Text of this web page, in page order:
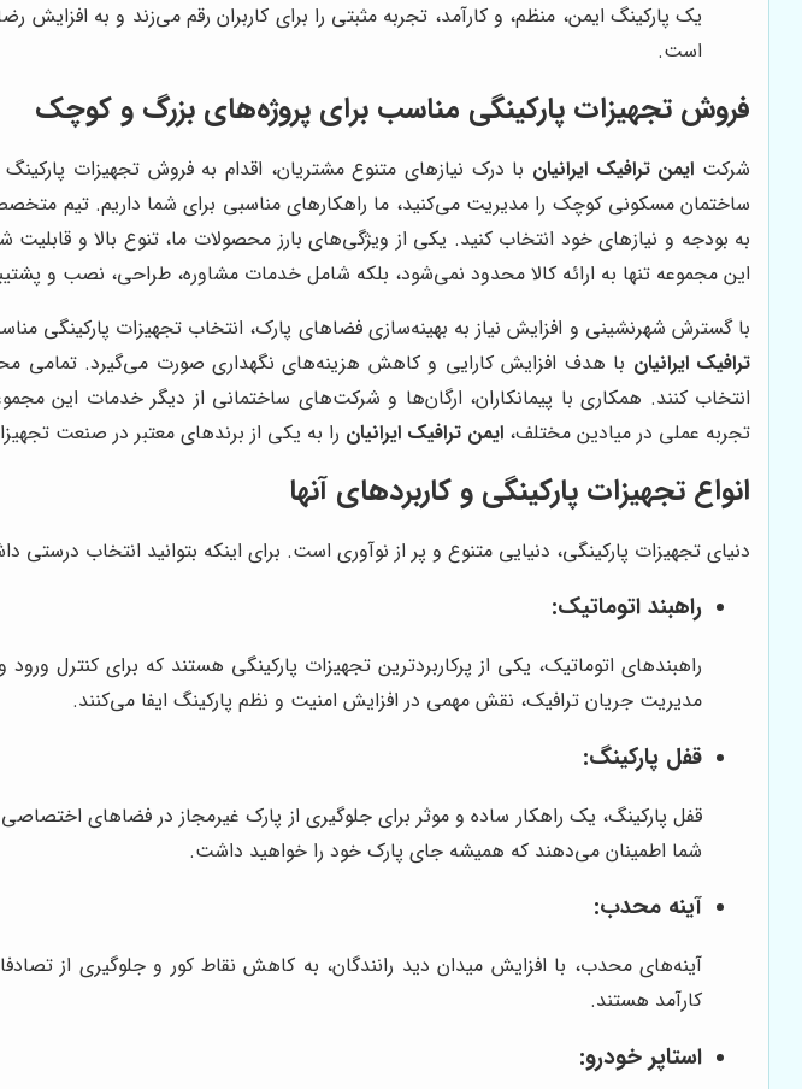
یک پارکینگ ایمن، منظم، و کارآمد، تجربه مثبتی را برای کاربران رقم می‌زند و به
است.
فروش تجهیزات پارکینگی مناسب برای پروژه‌های بزرگ و کوچک
شرکت ایمن ترافیک ایرانیان با درک نیازهای متنوع مشتریان، اقدام به فروش تجهیزات
ساختمان مسکونی کوچک را مدیریت می‌کنید، ما راهکارهای مناسبی برای شما داریم. تیم
به بودجه و نیازهای خود انتخاب کنید. یکی از ویژگی‌های بارز محصولات ما، تنوع بالا و
این مجموعه تنها به ارائه کالا محدود نمی‌شود، بلکه شامل خدمات مشاوره، طراحی، نصب و
با گسترش شهرنشینی و افزایش نیاز به بهینه‌سازی فضاهای پارک، انتخاب تجهیزات
ترافیک ایرانیان با هدف افزایش کارایی و کاهش هزینه‌های نگهداری صورت می‌گیرد. تمامی
انتخاب کنند. همکاری با پیمانکاران، ارگان‌ها و شرکت‌های ساختمانی از دیگر خدمات این
تجربه عملی در میادین مختلف، ایمن ترافیک ایرانیان را به یکی از برندهای معتبر در صنعت
انواع تجهیزات پارکینگی و کاربردهای آنها
دنیای تجهیزات پارکینگی، دنیایی متنوع و پر از نوآوری است. برای اینکه بتوانید انتخاب
راهبند اتوماتیک:
راهبندهای اتوماتیک، یکی از پرکاربردترین تجهیزات پارکینگی هستند که برای کنترل
مدیریت جریان ترافیک، نقش مهمی در افزایش امنیت و نظم پارکینگ ایفا می‌کنند.
قفل پارکینگ:
قفل پارکینگ، یک راهکار ساده و موثر برای جلوگیری از پارک غیرمجاز در فضاهای
شما اطمینان می‌دهند که همیشه جای پارک خود را خواهید داشت.
آینه محدب:
آینه‌های محدب، با افزایش میدان دید رانندگان، به کاهش نقاط کور و جلوگیری از
کارآمد هستند.
استاپر خودرو: